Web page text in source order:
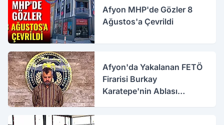
Afyon MHP'de Gözler 8
Ağustos'a Çevrildi
Afyon'da Yakalanan FETÖ
Firarisi Burkay
Karatepe'nin Ablası